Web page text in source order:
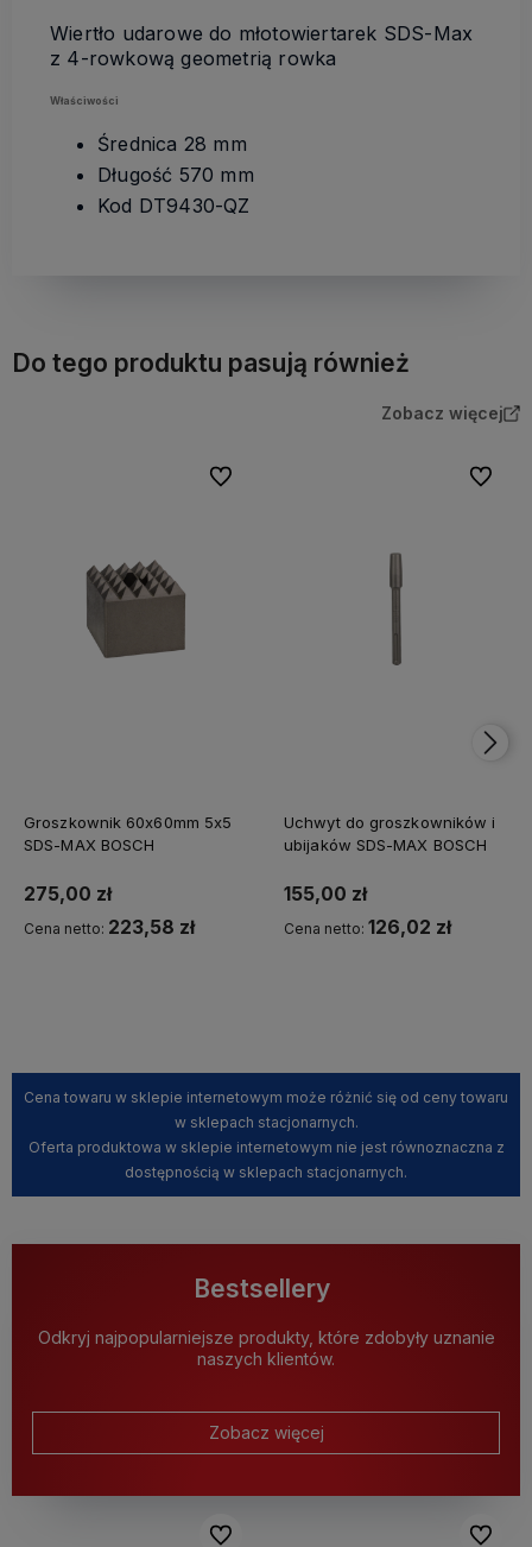
Wiertło udarowe do młotowiertarek SDS-Max
z 4-rowkową geometrią rowka
Właściwości
Średnica 28 mm
Długość 570 mm
Kod DT9430-QZ
Do tego produktu pasują również
Zobacz więcej
Groszkownik 60x60mm 5x5
SDS-MAX BOSCH
275,00 zł
Cena netto: 223,58 zł
Do ulubionych
Uchwyt do groszkowników i
ubijaków SDS-MAX BOSCH
155,00 zł
Cena netto: 126,02 zł
Do
Cena towaru w sklepie internetowym może różnić się od ceny towaru
w sklepach stacjonarnych.
Oferta produktowa w sklepie internetowym nie jest równoznaczna z
dostępnością w sklepach stacjonarnych.
Bestsellery
Odkryj najpopularniejsze produkty, które zdobyły uznanie
naszych klientów.
Zobacz więcej
Do ulubionych Do